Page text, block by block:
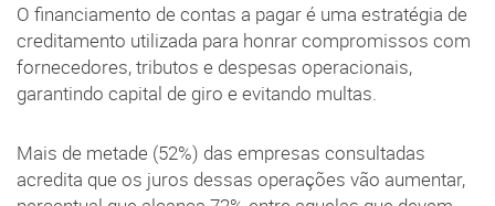
O financiamento de contas a pagar é uma estratégia de
creditamento utilizada para honrar compromissos com
fornecedores, tributos e despesas operacionais,
garantindo capital de giro e evitando multas.
Mais de metade (52%) das empresas consultadas
acredita que os juros dessas operações vão aumentar,